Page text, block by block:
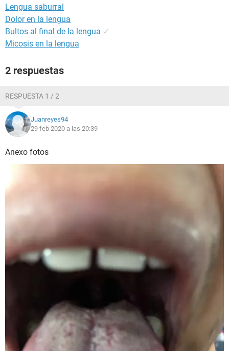
Lengua saburral
Dolor en la lengua
Bultos al final de la lengua ✓
Micosis en la lengua
2 respuestas
RESPUESTA 1 / 2
Juanreyes94
29 feb 2020 a las 20:39
Anexo fotos